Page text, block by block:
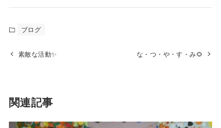
ブログ
素敵な活動✨ な・つ・や・す・み🌻
関連記事